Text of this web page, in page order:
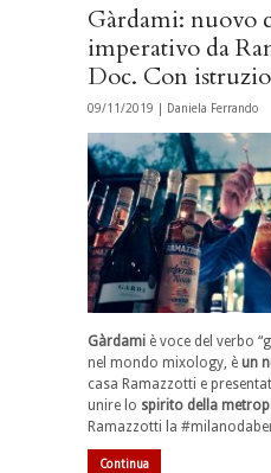
Gàrdami: nuovo
imperativo da
Doc. Con
09/11/2019 | Daniela Ferrando
Gàrdami è voce del verbo
nel mondo mixology, è un
casa Ramazzotti e
unire lo spirito della
Ramazzotti la
Continua